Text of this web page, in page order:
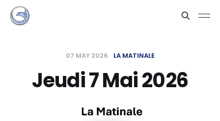
07 MAY 2026 LA MATINALE
Jeudi 7 Mai 2026